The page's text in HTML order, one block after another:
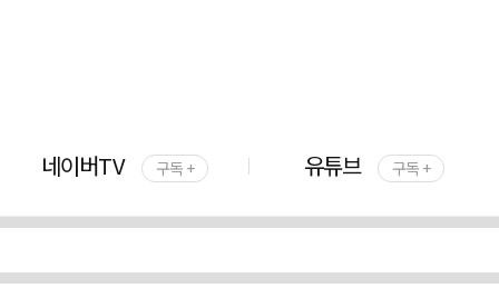
네이버TV 구독 + 유튜브 구독 +